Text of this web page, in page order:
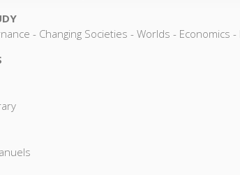
- Changing Societies - Worlds - Economics